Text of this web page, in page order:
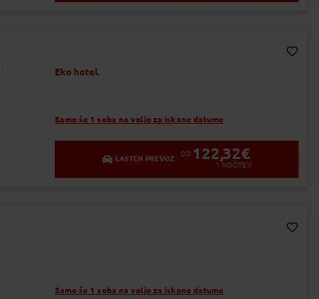
Eko hotel.
Samo še 1 soba na voljo za iskane datume
LASTEN PREVOZ
OD 122,32€
1 NOČITEV
Samo še 1 soba na voljo za iskane datume